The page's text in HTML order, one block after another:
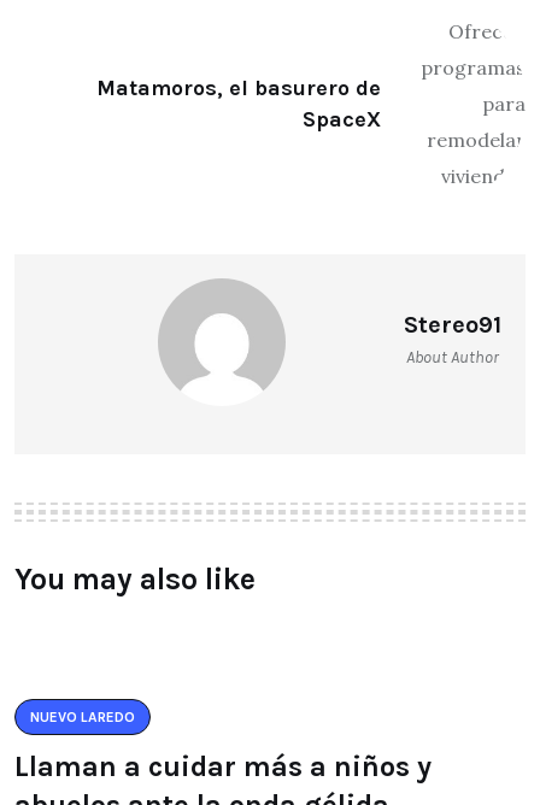
Matamoros, el basurero de
SpaceX
Stereo91
About Author
You may also like
NUEVO LAREDO
Llaman a cuidar más a niños y